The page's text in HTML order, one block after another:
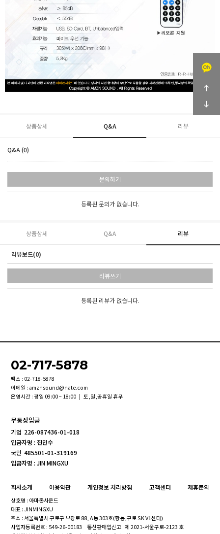
상품상세 Q&A 리뷰
Q&A (0)
문의하기
등록된 문의가 없습니다.
상품상세 Q&A 리뷰
리뷰보드(0)
리뷰쓰기
등록된 리뷰가 없습니다.
02-717-5878
팩스 : 02-718-5878
이메일 : amznsound@nate.com
운영시간 : 평일 09:00 ~ 18:00 | 토,일,공휴일 휴무
무통장입금
기업 226-087436-01-018
입금자명 : 진민수
국민 485501-01-319169
입금자명 : JIN MINGXU
회사소개 이용약관 개인정보 처리방침 고객센터 제휴문의
상호명 : 아마존사운드
대표 : JINMINGXU
주소 : 서울특별시 구로구 부광로 88, A동 303호(항동,구로 SK V1센터)
사업자등록번호 : 549-26-00183
통신판매업신고 : 제 2021-서울구로-2123 호